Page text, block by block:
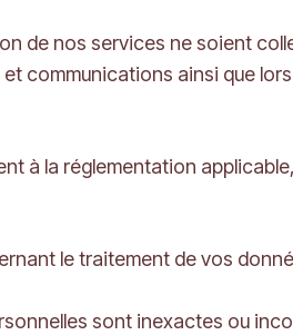
de nos services ne soient
communications ainsi que
à la réglementation
le traitement de vos
sont inexactes ou